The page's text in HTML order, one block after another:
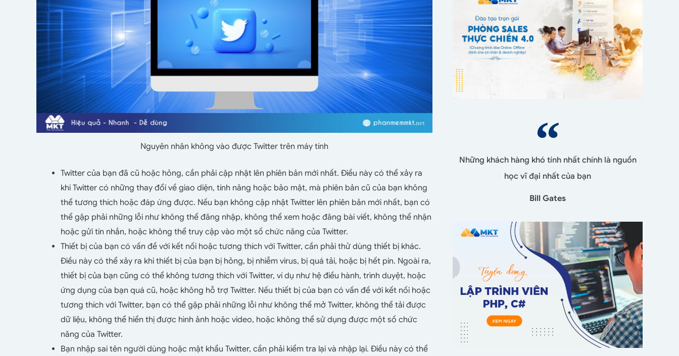
Nguyên nhân không vào được Twitter trên máy tính
Twitter của bạn đã cũ hoặc hỏng, cần phải cập nhật lên phiên bản mới nhất. Điều này có thể xảy ra
khi Twitter có những thay đổi về giao diện, tính năng hoặc bảo mật, mà phiên bản cũ của bạn không
thể tương thích hoặc đáp ứng được. Nếu bạn không cập nhật Twitter lên phiên bản mới nhất, bạn có
thể gặp phải những lỗi như không thể đăng nhập, không thể xem hoặc đăng bài viết, không thể nhận
hoặc gửi tin nhắn, hoặc không thể truy cập vào một số chức năng của Twitter.
Thiết bị của bạn có vấn đề với kết nối hoặc tương thích với Twitter, cần phải thử dùng thiết bị khác.
Điều này có thể xảy ra khi thiết bị của bạn bị hỏng, bị nhiễm virus, bị quá tải, hoặc bị hết pin. Ngoài ra,
thiết bị của bạn cũng có thể không tương thích với Twitter, ví dụ như hệ điều hành, trình duyệt, hoặc
ứng dụng của bạn quá cũ, hoặc không hỗ trợ Twitter. Nếu thiết bị của bạn có vấn đề với kết nối hoặc
tương thích với Twitter, bạn có thể gặp phải những lỗi như không thể mở Twitter, không thể tải được
dữ liệu, không thể hiển thị được hình ảnh hoặc video, hoặc không thể sử dụng được một số chức
năng của Twitter.
Bạn nhập sai tên người dùng hoặc mật khẩu Twitter, cần phải kiểm tra lại và nhập lại. Điều này có thể
Những khách hàng khó tính nhất chính là nguồn
học vĩ đại nhất của bạn
Bill Gates